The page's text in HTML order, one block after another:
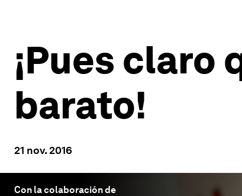
¡Pues claro
barato!
21 nov. 2016
Con la colaboración de